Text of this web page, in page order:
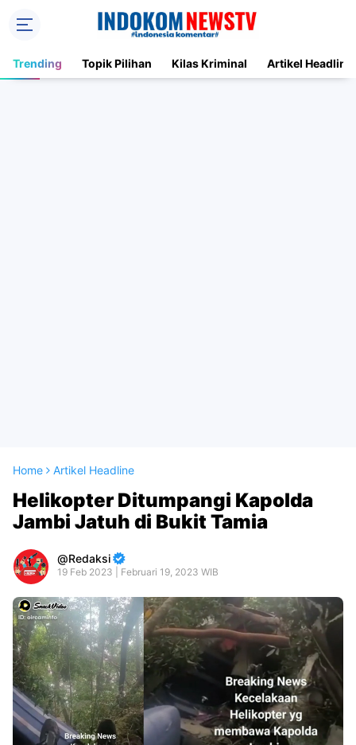
Trending Topik Pilihan Kilas Kriminal Artikel Headline
Home Artikel Headline
Helikopter Ditumpangi Kapolda
Jambi Jatuh di Bukit Tamia
Redaksi
19 Feb 2023 | Februari 19, 2023 WIB